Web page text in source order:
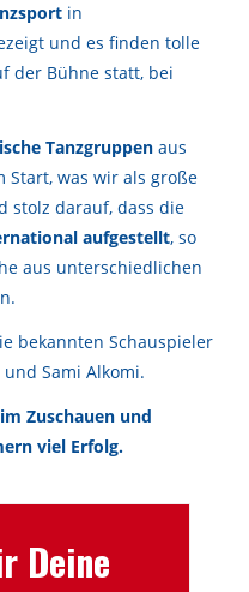
in
und es finden tolle
der Bühne statt, bei
Tanzgruppen aus
Start, was wir als große
stolz darauf, dass die
aufgestellt, so
aus unterschiedlichen
bekannten Schauspieler
Sami Alkomi.
Zuschauen und
viel Erfolg.
Deine